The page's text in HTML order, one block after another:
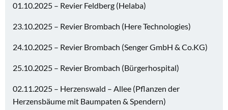
01.10.2025 – Revier Feldberg (Helaba)
23.10.2025 – Revier Brombach (Here Technologies)
24.10.2025 – Revier Brombach (Senger GmbH & Co.KG)
25.10.2025 – Revier Brombach (Bürgerhospital)
02.11.2025 – Herzenswald – Allee (Pflanzen der
Herzensbäume mit Baumpaten & Spendern)